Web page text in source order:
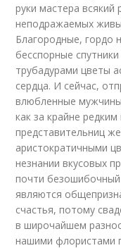
руки мастера
неподражаемых
Благородные, гордо
бесспорные
трубадурами цветы
сердца. И сейчас,
влюбленные
как за крайне
представительниц
аристократичными
незнании вкусовых
почти
являются
счастья, потому
в широчайшем
нашими флористами